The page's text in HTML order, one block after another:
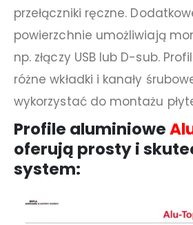
przełączniki ręczne.
powierzchnie umożliwiają
np. złączy USB lub D-sub.
różne wkładki i kanały
wykorzystać do montażu
Profile aluminiowe
oferują prosty i
system: